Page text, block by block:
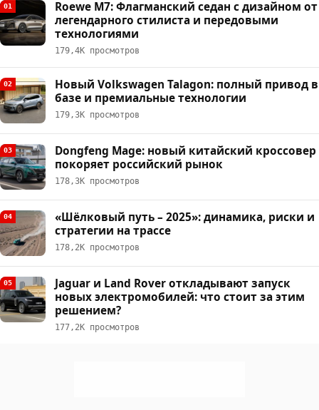
01
Roewe M7: Флагманский седан с дизайном от
легендарного стилиста и передовыми
технологиями
179,4К просмотров
02
Новый Volkswagen Talagon: полный привод в
базе и премиальные технологии
179,3К просмотров
03
Dongfeng Mage: новый китайский кроссовер
покоряет российский рынок
178,3К просмотров
04
«Шёлковый путь – 2025»: динамика, риски и
стратегии на трассе
178,2К просмотров
05
Jaguar и Land Rover откладывают запуск
новых электромобилей: что стоит за этим
решением?
177,2К просмотров